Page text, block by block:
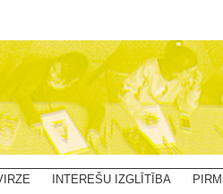
INTEREŠU IZGLĪTĪBA